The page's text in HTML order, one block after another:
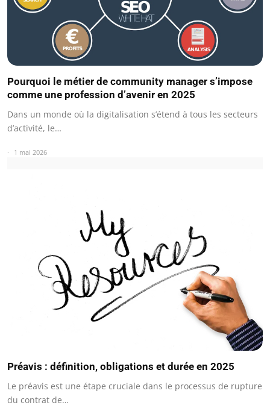
Pourquoi le métier de community manager s’impose
comme une profession d’avenir en 2025
Dans un monde où la digitalisation s’étend à tous les secteurs
d’activité, le…
1 mai 2026
Préavis : définition, obligations et durée en 2025
Le préavis est une étape cruciale dans le processus de rupture
du contrat de…